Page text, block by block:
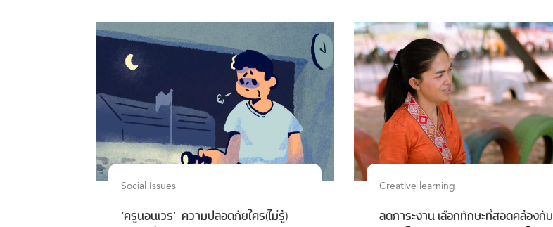
Social Issues
‘ครูนอนเวร’ ความปลอดภัยใคร(ไม่รู้)
Creative learning
ลดภาระงาน เลือกทักษะที่สอดคล้องกับ